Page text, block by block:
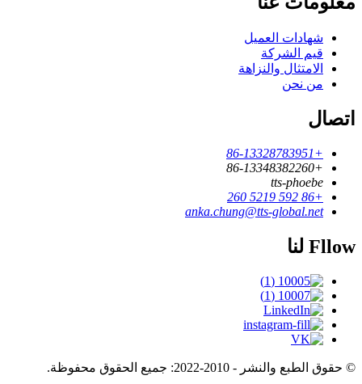
شهادات العميل
قيم الشركة
الامتثال والنزاهة
من نحن
اتصال
+86-13328783951
+86-13348382260
tts-phoebe
+86 592 5219 260
anka.chung@tts-global.net
Fllow لنا
© حقوق الطبع والنشر - 2010-2022: جميع الحقوق محفوظة.